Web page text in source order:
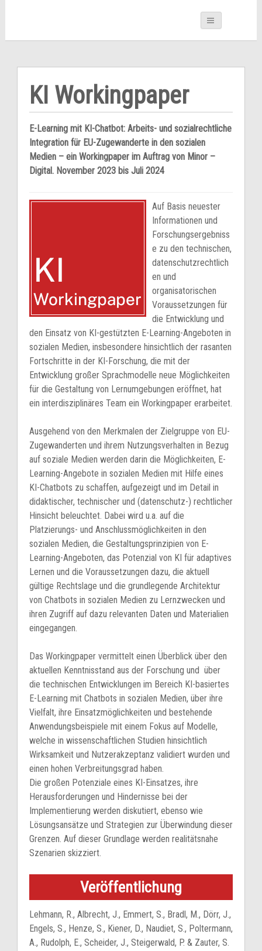
KI Workingpaper
E-Learning mit KI-Chatbot: Arbeits- und sozialrechtliche
Integration für EU-Zugewanderte in den sozialen
Medien – ein Workingpaper im Auftrag von Minor –
Digital. November 2023 bis Juli 2024
Auf Basis neuester
Informationen und
Forschungsergebniss
e zu den technischen,
datenschutzrechtlich
en und
organisatorischen
Voraussetzungen für
die Entwicklung und
den Einsatz von KI-gestützten E-Learning-Angeboten in
sozialen Medien, insbesondere hinsichtlich der rasanten
Fortschritte in der KI-Forschung, die mit der
Entwicklung großer Sprachmodelle neue Möglichkeiten
für die Gestaltung von Lernumgebungen eröffnet, hat
ein interdisziplinäres Team ein Workingpaper erarbeitet.
Ausgehend von den Merkmalen der Zielgruppe von EU-
Zugewanderten und ihrem Nutzungsverhalten in Bezug
auf soziale Medien werden darin die Möglichkeiten, E-
Learning-Angebote in sozialen Medien mit Hilfe eines
KI-Chatbots zu schaffen, aufgezeigt und im Detail in
didaktischer, technischer und (datenschutz-) rechtlicher
Hinsicht beleuchtet. Dabei wird u.a. auf die
Platzierungs- und Anschlussmöglichkeiten in den
sozialen Medien, die Gestaltungsprinzipien von E-
Learning-Angeboten, das Potenzial von KI für adaptives
Lernen und die Voraussetzungen dazu, die aktuell
gültige Rechtslage und die grundlegende Architektur
von Chatbots in sozialen Medien zu Lernzwecken und
ihren Zugriff auf dazu relevanten Daten und Materialien
eingegangen.
Das Workingpaper vermittelt einen Überblick über den
aktuellen Kenntnisstand aus der Forschung und über
die technischen Entwicklungen im Bereich KI-basiertes
E-Learning mit Chatbots in sozialen Medien, über ihre
Vielfalt, ihre Einsatzmöglichkeiten und bestehende
Anwendungsbeispiele mit einem Fokus auf Modelle,
welche in wissenschaftlichen Studien hinsichtlich
Wirksamkeit und Nutzerakzeptanz validiert wurden und
einen hohen Verbreitungsgrad haben.
Die großen Potenziale eines KI-Einsatzes, ihre
Herausforderungen und Hindernisse bei der
Implementierung werden diskutiert, ebenso wie
Lösungsansätze und Strategien zur Überwindung dieser
Grenzen. Auf dieser Grundlage werden realitätsnahe
Szenarien skizziert.
Veröffentlichung
Lehmann, R., Albrecht, J., Emmert, S., Bradl, M., Dörr, J.,
Engels, S., Henze, S., Kiener, D., Naudiet, S., Poltermann,
A., Rudolph, E., Scheider, J., Steigerwald, P. & Zauter, S.